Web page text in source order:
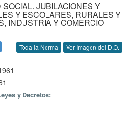
SOCIAL. JUBILACIONES Y
Y ESCOLARES, RURALES Y
INDUSTRIA Y COMERCIO
Toda la Norma Ver Imagen del D.O.
y Decretos: